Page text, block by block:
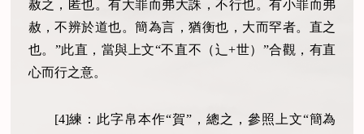
赦之，匿也。有大罪而弗大誅，不行也。有小罪而弗
赦，不辨於道也。簡為言，猶衡也，大而罕者。直之
也。”此直，當與上文“不直不（辶+世）”合觀，有直
心而行之意。
[4]練：此字帛本作“賀”，總之，參照上文“簡為